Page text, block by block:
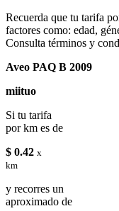
Recuerda que tu tarifa
factores como: edad,
Consulta términos y
Aveo PAQ B 2009
miituo
Si tu tarifa
por km es de
$ 0.42 x
km
y recorres un
aproximado de